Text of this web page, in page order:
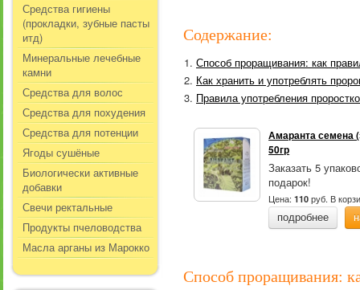
Средства гигиены
(прокладки, зубные пасты
итд)
Минеральные лечебные
камни
Средства для волос
Средства для похудения
Средства для потенции
Ягоды сушёные
Биологически активные
добавки
Свечи ректальные
Продукты пчеловодства
Масла арганы из Марокко
Содержание:
Способ проращивания: как
Как хранить и употреблять
Правила употребления
Амаранта семена
50гр
Заказать 5
подарок!
Цена:110 руб. В
подробнее
Способ проращивания: